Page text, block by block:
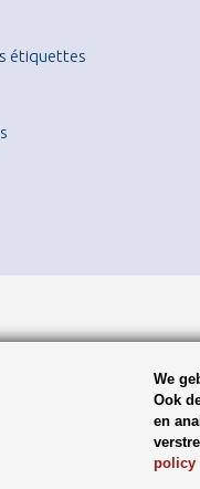
étiquettes
We
Ook
en
policy